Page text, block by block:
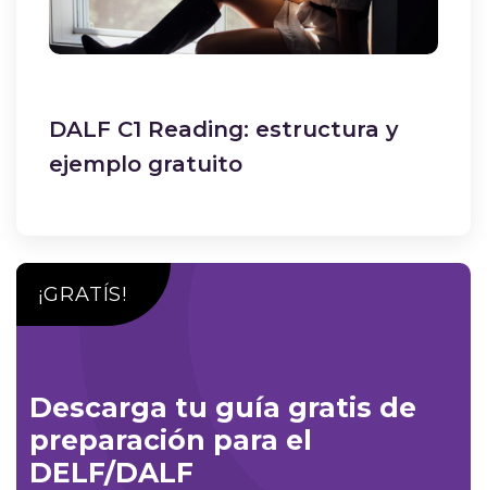
DALF C1 Reading: estructura y
ejemplo gratuito
¡GRATÍS!
Descarga tu guía gratis de
preparación para el
DELF/DALF